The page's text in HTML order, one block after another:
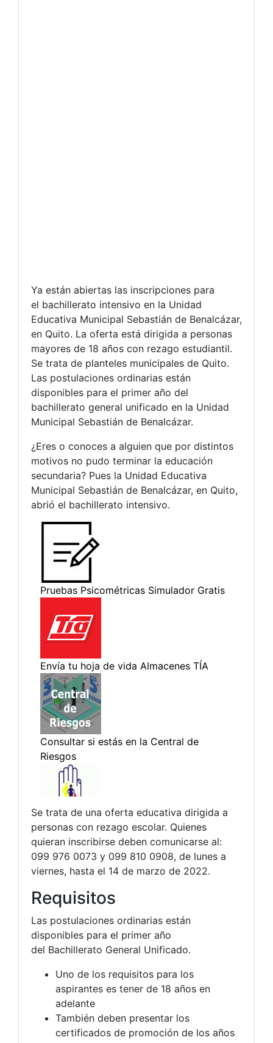
Ya están abiertas las inscripciones para
el bachillerato intensivo en la Unidad
Educativa Municipal Sebastián de Benalcázar,
en Quito. La oferta está dirigida a personas
mayores de 18 años con rezago estudiantil.
Se trata de planteles municipales de Quito.
Las postulaciones ordinarias están
disponibles para el primer año del
bachillerato general unificado en la Unidad
Municipal Sebastián de Benalcázar.
¿Eres o conoces a alguien que por distintos
motivos no pudo terminar la educación
secundaria? Pues la Unidad Educativa
Municipal Sebastián de Benalcázar, en Quito,
abrió el bachillerato intensivo.
Se trata de una oferta educativa dirigida a
personas con rezago escolar. Quienes
quieran inscribirse deben comunicarse al:
099 976 0073 y 099 810 0908, de lunes a
viernes, hasta el 14 de marzo de 2022.
Requisitos
Las postulaciones ordinarias están
disponibles para el primer año
del Bachillerato General Unificado.
Uno de los requisitos para los
aspirantes es tener de 18 años en
adelante
También deben presentar los
certificados de promoción de los años